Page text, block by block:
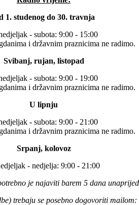
1. studenog do 30. travnja
- subota: 9:00 - 15:00
i državnim praznicima ne radimo.
Svibanj, rujan, listopad
- subota: 9:00 - 19:00
i državnim praznicima ne radimo.
U lipnju
- subota: 9:00 - 21:00
i državnim praznicima ne radimo.
Srpanj, kolovoz
- nedjelja: 9:00 - 21:00
je najaviti barem 5 dana
trebaju se posebno dogovoriti